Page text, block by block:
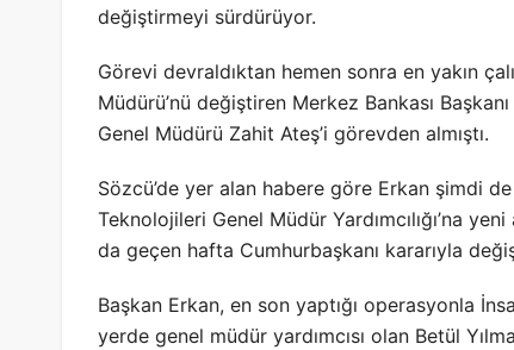
değiştirmeyi sürdürüyor.
Görevi devraldıktan hemen sonra en yakın
Müdürü’nü değiştiren Merkez Bankası
Genel Müdürü Zahit Ateş’i görevden almıştı.
Sözcü’de yer alan habere göre Erkan şimdi
Teknolojileri Genel Müdür Yardımcılığı’na
da geçen hafta Cumhurbaşkanı kararıyla
Başkan Erkan, en son yaptığı operasyonla
yerde genel müdür yardımcısı olan Betül